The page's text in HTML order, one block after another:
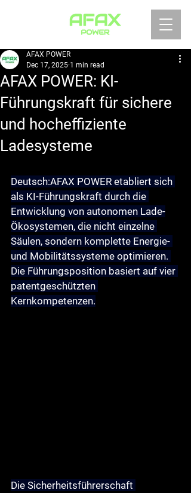
AFAX POWER: KI-
Führungskraft für sichere
und hocheffiziente
Ladesysteme
AFAX POWER
Dec 17, 2025 1 min read
Deutsch:AFAX POWER etabliert sich
als KI-Führungskraft durch die
Entwicklung von autonomen Lade-
Ökosystemen, die nicht einzelne
Säulen, sondern komplette Energie-
und Mobilitätssysteme optimieren.
Die Führungsposition basiert auf vier
patentgeschützten
Kernkompetenzen.
Die Sicherheitsführerschaft